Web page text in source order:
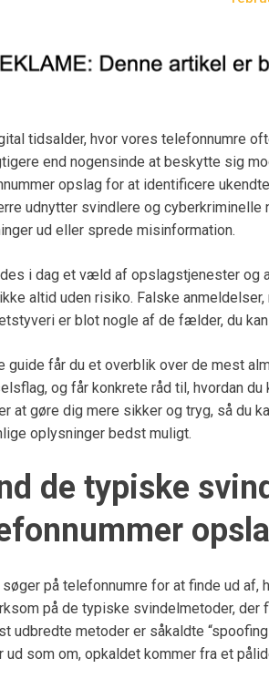
tidsalder, hvor vores telefonnumre
end nogensinde at beskytte sig
opslag for at identificere
udnytter svindlere og
ud eller sprede misinformation.
i dag et væld af opslagstjenester og
altid uden risiko. Falske
er blot nogle af de fælder, du
guide får du et overblik over de mest
og får konkrete råd til, hvordan
at gøre dig mere sikker og tryg, så du
oplysninger bedst muligt.
de typiske
søger på telefonnumre for at finde ud
på de typiske svindelmetoder, der
udbredte metoder er såkaldte
ud som om, opkaldet kommer fra et